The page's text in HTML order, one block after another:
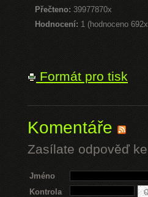
Přečteno:39977870x
Hodnocení: 1 (hodnoceno
Formát pro tisk
Komentáře
Zasílate odpověď
Jméno
Kontrola